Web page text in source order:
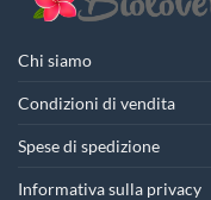
Chi siamo
Condizioni di vendita
Spese di spedizione
Informativa sulla privacy